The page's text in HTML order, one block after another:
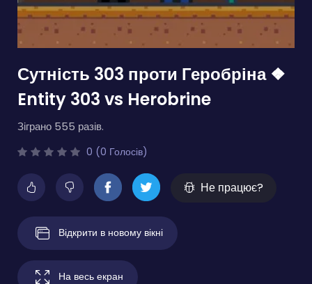
Сутність 303 проти Геробріна ❖
Entity 303 vs Herobrine
Зіграно 555 разів.
0 (0 Голосів)
Не працює?
Відкрити в новому вікні
На весь екран